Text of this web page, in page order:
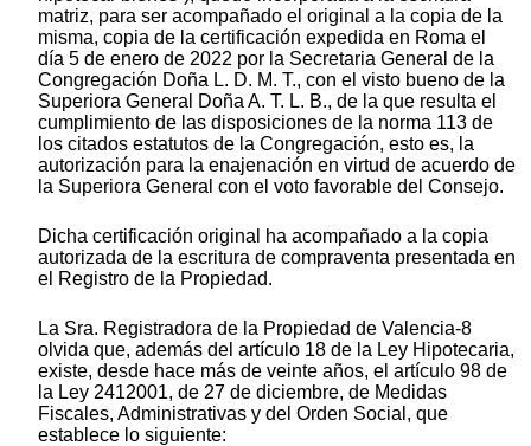
matriz, para ser acompañado el original a la copia de la
misma, copia de la certificación expedida en Roma el
día 5 de enero de 2022 por la Secretaria General de la
Congregación Doña L. D. M. T., con el visto bueno de la
Superiora General Doña A. T. L. B., de la que resulta el
cumplimiento de las disposiciones de la norma 113 de
los citados estatutos de la Congregación, esto es, la
autorización para la enajenación en virtud de acuerdo de
la Superiora General con el voto favorable del Consejo.
Dicha certificación original ha acompañado a la copia
autorizada de la escritura de compraventa presentada en
el Registro de la Propiedad.
La Sra. Registradora de la Propiedad de Valencia-8
olvida que, además del artículo 18 de la Ley Hipotecaria,
existe, desde hace más de veinte años, el artículo 98 de
la Ley 2412001, de 27 de diciembre, de Medidas
Fiscales, Administrativas y del Orden Social, que
establece lo siguiente: